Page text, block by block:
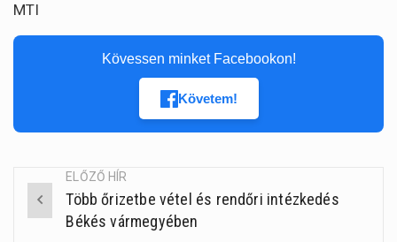
MTI
Kövessen minket Facebookon!
Követem!
Post
ELŐZŐ HÍR
Több őrizetbe vétel és rendőri intézkedés
Békés vármegyében